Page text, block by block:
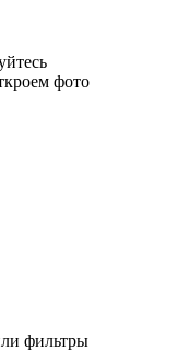
фото
фильтры